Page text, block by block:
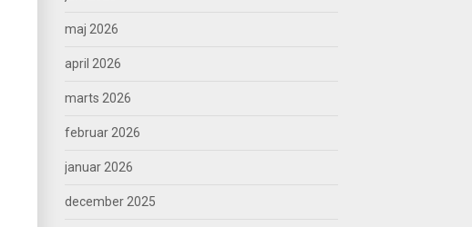
maj 2026
april 2026
marts 2026
februar 2026
januar 2026
december 2025